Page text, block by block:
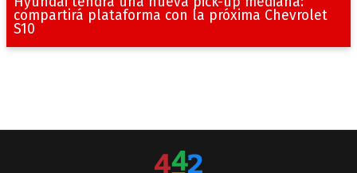
compartirá plataforma con la próxima Chevrolet
S10